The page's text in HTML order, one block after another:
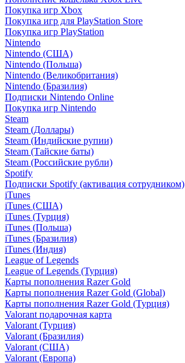
Покупка игр Xbox
Покупка игр для PlayStation Store
Покупка игр PlayStation
Nintendo
Nintendo (США)
Nintendo (Польша)
Nintendo (Великобритания)
Nintendo (Бразилия)
Подписки Nintendo Online
Покупка игр Nintendo
Steam
Steam (Доллары)
Steam (Индийские рупии)
Steam (Тайские баты)
Steam (Российские рубли)
Spotify
Подписки Spotify (активация сотрудником)
iTunes
iTunes (США)
iTunes (Турция)
iTunes (Польша)
iTunes (Бразилия)
iTunes (Индия)
League of Legends
League of Legends (Турция)
Карты пополнения Razer Gold
Карты пополнения Razer Gold (Global)
Карты пополнения Razer Gold (Турция)
Valorant подарочная карта
Valorant (Турция)
Valorant (Бразилия)
Valorant (США)
Valorant (Европа)